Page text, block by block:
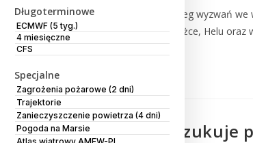
Długoterminowe
ECMWF (5 tyg.)
4 miesięczne
CFS
Specjalne
Zagrożenia pożarowe (2 dni)
Trajektorie
Zanieczyszczenie powietrza (4 dni)
Pogoda na Marsie
Praca w Instytucie to szereg wyzwań we
Kasprowym Wierchu, Śnieżce, Helu oraz
IMGW-PIB poszukuje